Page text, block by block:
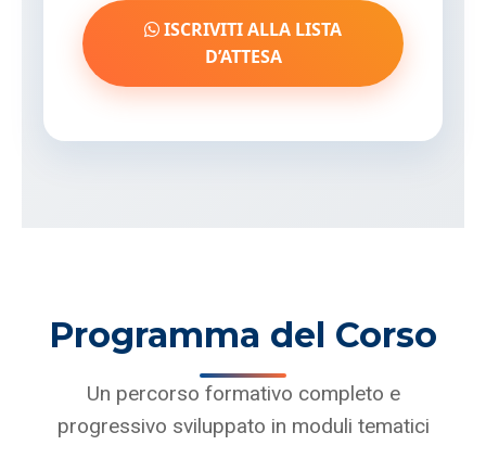
ISCRIVITI ALLA LISTA
D’ATTESA
Programma del Corso
Un percorso formativo completo e
progressivo sviluppato in moduli tematici